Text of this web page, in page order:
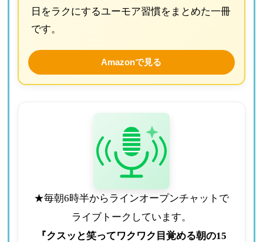
日をラクにするユーモア習慣をまとめた一冊
です。
Amazonで見る
★毎朝6時半からラインオープンチャットで
ライブトークしています。
『クスッと笑ってワクワク目覚める朝の15